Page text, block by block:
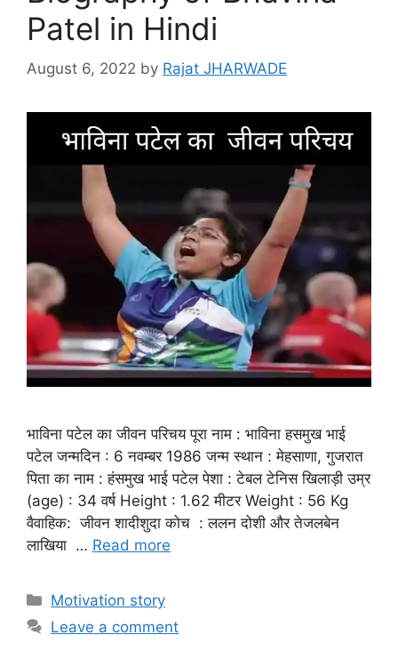
Patel in Hindi
August 6, 2022 by Rajat JHARWADE
भाविना पटेल का जीवन परिचय पूरा नाम : भाविना हसमुख भाई
पटेल जन्मदिन : 6 नवम्बर 1986 जन्म स्थान : मेहसाणा, गुजरात
पिता का नाम : हंसमुख भाई पटेल पेशा : टेबल टेनिस खिलाड़ी उम्र
(age) : 34 वर्ष Height : 1.62 मीटर Weight : 56 Kg
वैवाहिक: जीवन शादीशुदा कोच : ललन दोशी और तेजलबेन
लाखिया … Read more
Categories
Motivation story
Leave a comment